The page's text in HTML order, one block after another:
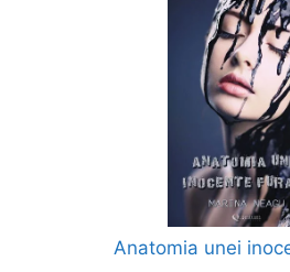
Anatomia unei